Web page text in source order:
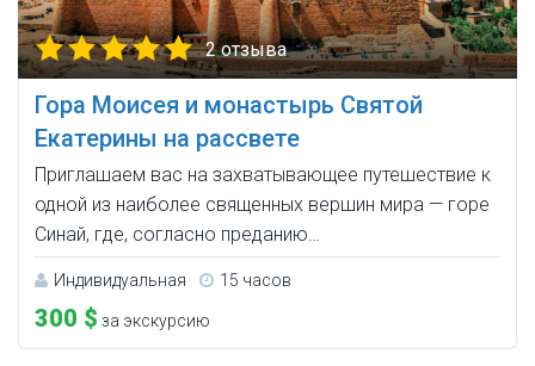
2 отзыва
Гора Моисея и монастырь Святой
Екатерины на рассвете
Приглашаем вас на захватывающее путешествие к
одной из наиболее священных вершин мира — горе
Синай, где, согласно преданию…
Индивидуальная 15 часов
300 $ за экскурсию